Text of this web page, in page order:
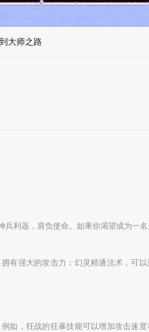
大师之路
利器，肩负使命。如果你渴望成为一
有强大的攻击力；幻灵精通法术，可
如，狂战的狂暴技能可以增加攻击速